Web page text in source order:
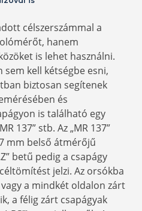
célszerszámmal a
hanem
is lehet használni.
sem kell kétségbe esni,
biztosan segítenek
és
is található egy
137” stb. Az „MR 137”
mm belső átmérőjű
betű pedig a csapágy
jelzi. Az orsókba
a mindkét oldalon zárt
a félig zárt csapágyak